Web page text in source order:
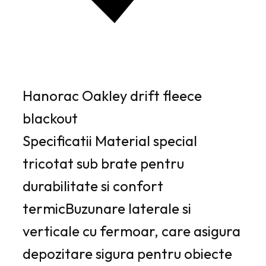
Hanorac Oakley drift fleece
blackout
Specificatii Material special
tricotat sub brate pentru
durabilitate si confort
termicBuzunare laterale si
verticale cu fermoar, care asigura
depozitare sigura pentru obiecte